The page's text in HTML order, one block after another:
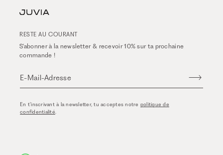
RESTE AU COURANT
S'abonner à la newsletter & recevoir 10% sur ta prochaine
commande !
E-Mail-Adresse
En t'inscrivant à la newsletter, tu acceptes notre politique de
confidentialité.